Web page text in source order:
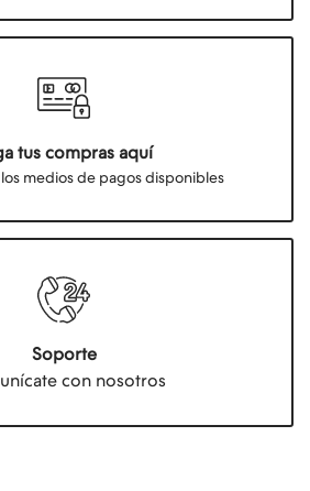
tus compras aquí
medios de pagos disponibles
Soporte
con nosotros